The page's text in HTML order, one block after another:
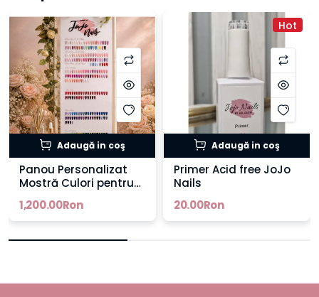
Adaugă in coş
Panou Personalizat
Mostră Culori pentru
Branding
1,200.00Ron
Hot
Adaugă in coş
Primer Acid free JoJo
Nails
20.00Ron